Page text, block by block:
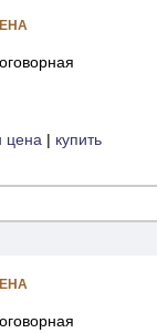
цена | купить